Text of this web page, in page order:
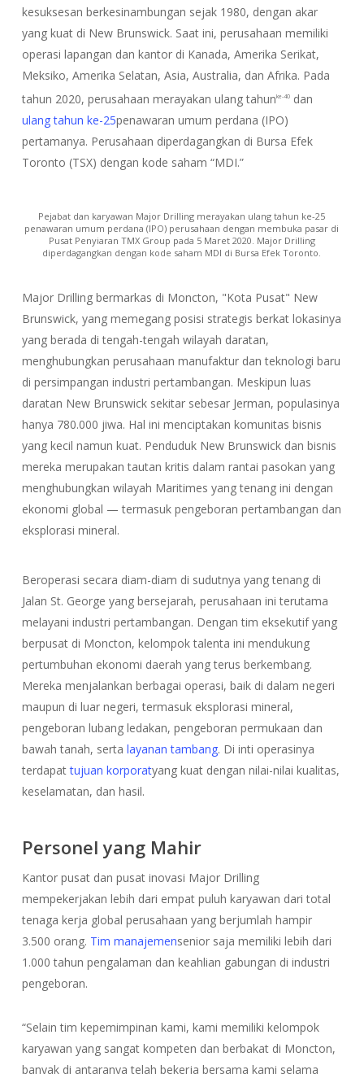
kesuksesan berkesinambungan sejak 1980, dengan akar
yang kuat di New Brunswick. Saat ini, perusahaan memiliki
operasi lapangan dan kantor di Kanada, Amerika Serikat,
Meksiko, Amerika Selatan, Asia, Australia, dan Afrika. Pada
tahun 2020, perusahaan merayakan ulang tahunke-40dan
ulang tahun ke-25penawaran umum perdana (IPO)
pertamanya. Perusahaan diperdagangkan di Bursa Efek
Toronto (TSX) dengan kode saham “MDI.”
Pejabat dan karyawan Major Drilling merayakan ulang tahun ke-25
penawaran umum perdana (IPO) perusahaan dengan membuka pasar di
Pusat Penyiaran TMX Group pada 5 Maret 2020. Major Drilling
diperdagangkan dengan kode saham MDI di Bursa Efek Toronto.
Major Drilling bermarkas di Moncton, "Kota Pusat" New
Brunswick, yang memegang posisi strategis berkat lokasinya
yang berada di tengah-tengah wilayah daratan,
menghubungkan perusahaan manufaktur dan teknologi baru
di persimpangan industri pertambangan. Meskipun luas
daratan New Brunswick sekitar sebesar Jerman, populasinya
hanya 780.000 jiwa. Hal ini menciptakan komunitas bisnis
yang kecil namun kuat. Penduduk New Brunswick dan bisnis
mereka merupakan tautan kritis dalam rantai pasokan yang
menghubungkan wilayah Maritimes yang tenang ini dengan
ekonomi global — termasuk pengeboran pertambangan dan
eksplorasi mineral.
Beroperasi secara diam-diam di sudutnya yang tenang di
Jalan St. George yang bersejarah, perusahaan ini terutama
melayani industri pertambangan. Dengan tim eksekutif yang
berpusat di Moncton, kelompok talenta ini mendukung
pertumbuhan ekonomi daerah yang terus berkembang.
Mereka menjalankan berbagai operasi, baik di dalam negeri
maupun di luar negeri, termasuk eksplorasi mineral,
pengeboran lubang ledakan, pengeboran permukaan dan
bawah tanah, serta layanan tambang. Di inti operasinya
terdapattujuan korporatyang kuat dengan nilai-nilai kualitas,
keselamatan, dan hasil.
Personel yang Mahir
Kantor pusat dan pusat inovasi Major Drilling
mempekerjakan lebih dari empat puluh karyawan dari total
tenaga kerja global perusahaan yang berjumlah hampir
3.500 orang. Tim manajemensenior saja memiliki lebih dari
1.000 tahun pengalaman dan keahlian gabungan di industri
pengeboran.
“Selain tim kepemimpinan kami, kami memiliki kelompok
karyawan yang sangat kompeten dan berbakat di Moncton,
banyak di antaranya telah bekerja bersama kami selama